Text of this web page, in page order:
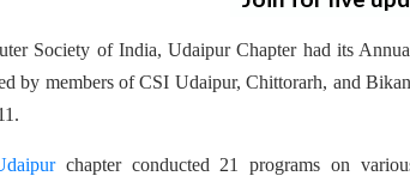
Society of India, Udaipur Chapter had its
by members of CSI Udaipur, Chittorarh, and
chapter conducted 21 programs on